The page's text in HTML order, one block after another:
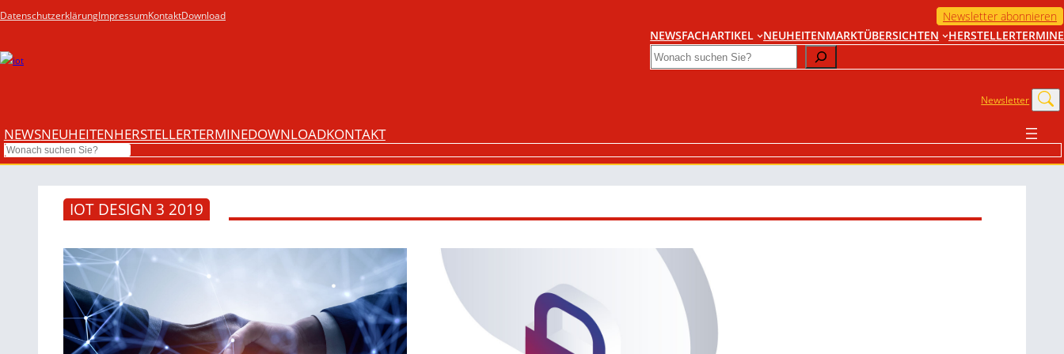
DatenschutzerklärungImpressumKontaktDownload
Newsletter abonnieren
NEWSFACHARTIKEL NEUHEITENMARKTÜBERSICHTEN HERSTELLERTERMINE
Search
Newsletter
NEWSNEUHEITENHERSTELLERTERMINEDOWNLOADKONTAKT
Search
IOT DESIGN 3 2019